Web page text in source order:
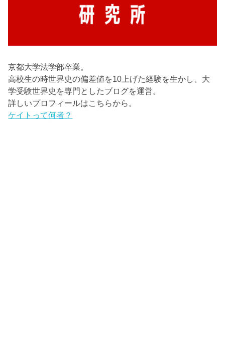
京都大学法学部卒業。
高校生の時世界史の偏差値を10上げた経験を生かし、大
学受験世界史を専門としたブログを運営。
詳しいプロフィールはこちらから。
ケイトって何者？